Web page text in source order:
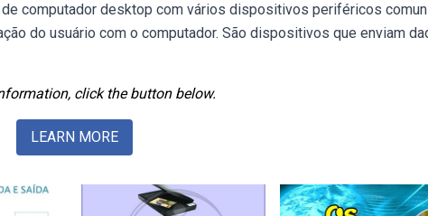
computador desktop com vários dispositivos periféricos
do usuário com o computador. São dispositivos que enviam
click the button below.
LEARN MORE